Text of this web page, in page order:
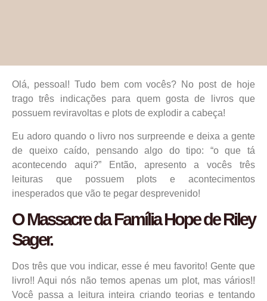
Olá, pessoal! Tudo bem com vocês? No post de hoje
trago três indicações para quem gosta de livros que
possuem reviravoltas e plots de explodir a cabeça!
Eu adoro quando o livro nos surpreende e deixa a gente
de queixo caído, pensando algo do tipo: “o que tá
acontecendo aqui?” Então, apresento a vocês três
leituras que possuem plots e acontecimentos
inesperados que vão te pegar desprevenido!
O Massacre da Família Hope de Riley
Sager.
Dos três que vou indicar, esse é meu favorito! Gente que
livro!! Aqui nós não temos apenas um plot, mas vários!!
Você passa a leitura inteira criando teorias e tentando